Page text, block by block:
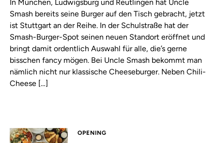
In München, Ludwigsburg und Reutlingen hat Uncle
Smash bereits seine Burger auf den Tisch gebracht, jetzt
ist Stuttgart an der Reihe. In der Schulstraße hat der
Smash-Burger-Spot seinen neuen Standort eröffnet und
bringt damit ordentlich Auswahl für alle, die’s gerne
bisschen fancy mögen. Bei Uncle Smash bekommt man
nämlich nicht nur klassische Cheeseburger. Neben Chili-
Cheese […]
OPENING